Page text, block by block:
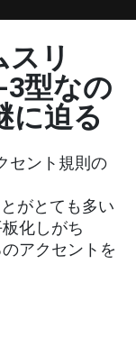
リ
型なの
に迫る
セント規則の
がとても多い
化しがち
アクセントを